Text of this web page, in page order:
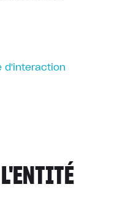
d'interaction